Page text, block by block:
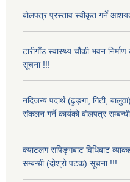
बोलपत्र प्रस्ताव स्वीकृत गर्ने
टारीगाँउ स्वास्थ्य चौकी भवन
सूचना !!!
नदिजन्य पदार्थ (ढुङ्गा, गिटी,
संकलन गर्ने कार्यको बोलपत्र
क्याटलग सपिङ्गबाट विधिबाट
सम्बन्धी (दोश्रो पटक) सूचना !!!